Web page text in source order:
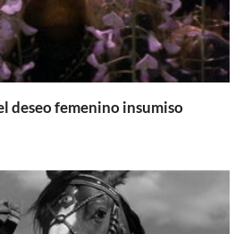
deseo femenino insumiso